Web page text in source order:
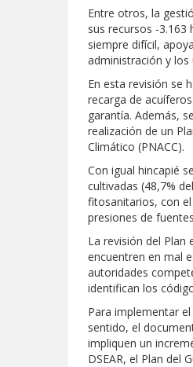
Entre otros, la
sus recursos -
siempre difícil,
administración y los
En esta revisión se
recarga de
garantía. Además,
realización de un
Climático (PNACC).
Con igual hincapié
cultivadas (48,7%
fitosanitarios, con
presiones de
La revisión del
encuentren en mal
autoridades
identifican los
Para implementar
sentido, el
impliquen un
DSEAR, el Plan del